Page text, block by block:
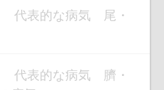
代表的な病気 尾・
代表的な病気 臍・